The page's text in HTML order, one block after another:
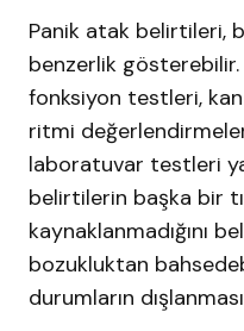
Panik atak belirtileri,
benzerlik
fonksiyon testleri,
ritmi
laboratuvar testleri
belirtilerin başka bir
kaynaklanmadığını
bozukluktan
durumların